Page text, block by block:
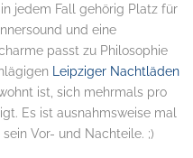
jedem Fall gehörig Platz für
und eine
passt zu Philosophie
Leipziger Nachtläden
ist, sich mehrmals pro
Es ist ausnahmsweise mal
Vor- und Nachteile. ;)